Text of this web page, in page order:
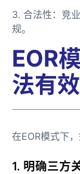
3. 合法性：竞
规。
EOR
法有
在EOR模式下
1. 明确三方